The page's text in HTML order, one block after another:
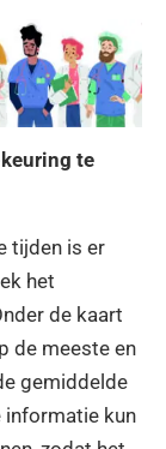
te
tijden is er
het
de kaart
de meeste en
gemiddelde
informatie kun